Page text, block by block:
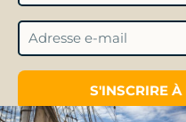
S'INSCRIRE